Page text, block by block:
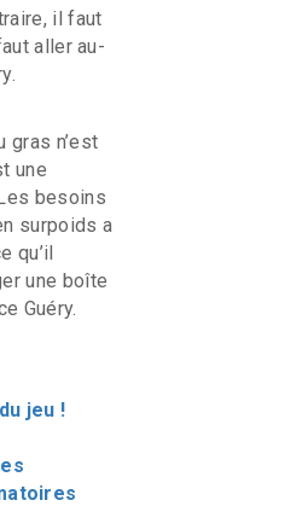
il faut
aller au-
gras n’est
une
besoins
surpoids a
qu’il
une boîte
Guéry.
jeu !